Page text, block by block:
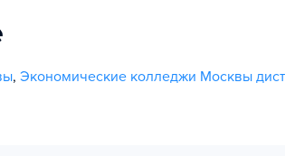
, Экономические колледжи Москвы